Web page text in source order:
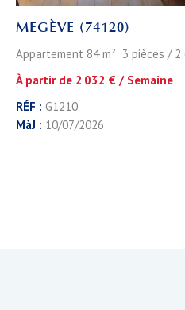
MEGÈVE (74120)
Appartement 84 m² 3 pièces / 2
À partir de 2 032 € / Semaine
RÉF : G1210
MàJ : 10/07/2026